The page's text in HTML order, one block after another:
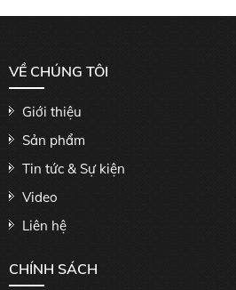
VỀ CHÚNG TÔI
Giới thiệu
Sản phẩm
Tin tức & Sự kiện
Video
Liên hệ
CHÍNH SÁCH